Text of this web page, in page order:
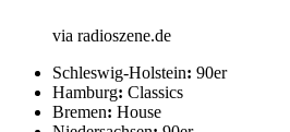
via radioszene.de
Schleswig-Holstein: 90er
Hamburg: Classics
Bremen: House